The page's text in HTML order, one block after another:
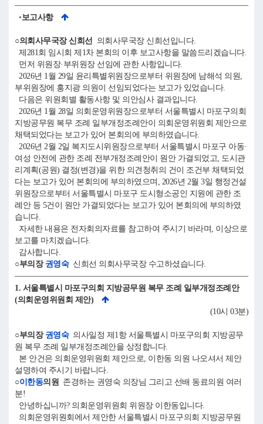
◦보고사항
○의회사무국장 신희선 의회사무국장 신희선입니다.
제281회 임시회 제1차 본회의 이후 보고사항을 말씀드리겠습니다.
먼저 위원장·부위원장 선임에 관한 사항입니다.
2026년 1월 29일 윤리특별위원장으로부터 위원장에 남해석 의원,
부위원장에 홍지광 의원이 선임되었다는 보고가 있었습니다.
다음은 위원회별 활동사항 및 의안심사 결과입니다.
2026년 1월 28일 의회운영위원장으로부터 서울특별시 마포구의회
지방공무원 복무 조례 일부개정조례안이 의회운영위원회 제안으로
채택되었다는 보고가 있어 본회의에 부의하였습니다.
2026년 2월 2일 복지도시위원장으로부터 서울특별시 마포구 아동·
여성 안전에 관한 조례 전부개정조례안이 원안 가결되었고, 도시관
리계획(공원) 결정(변경)을 위한 의견청취의 건이 조건부 채택되었
다는 보고가 있어 본회의에 부의하였으며, 2026년 2월 3일 행정건설
위원장으로부터 서울특별시 마포구 도시형소공인 지원에 관한 조
례안 등 5건이 원안 가결되었다는 보고가 있어 본회의에 부의하였
습니다.
자세한 내용은 전자회의자료를 참고하여 주시기 바라며, 이상으로
보고를 마치겠습니다.
감사합니다.
○부의장 권영숙신희선 의회사무국장 수고하셨습니다.
1. 서울특별시 마포구의회 지방공무원 복무 조례 일부개정조례안
(의회운영위원회 제안)
(10시 03분)
○부의장 권영숙의사일정 제1항 서울특별시 마포구의회 지방공무
원 복무 조례 일부개정조례안을 상정합니다.
본 안건은 의회운영위원회 제안으로, 이한동 의원 나오셔서 제안
설명하여 주시기 바랍니다.
○이한동의원 존경하는 권영숙 의장님 그리고 선배 동료의원 여러
분!
안녕하십니까? 의회운영위원회 위원장 이한동입니다.
의회운영위원회에서 제안한 서울특별시 마포구의회 지방공무원